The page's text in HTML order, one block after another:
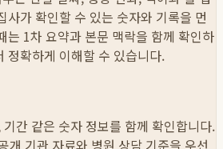
사가 확인할 수 있는 숫자와 기록을 먼
는 1차 요약과 본문 맥락을 함께 확인하
정확하게 이해할 수 있습니다.
간 같은 숫자 정보를 함께 확인합니다.
개 기관 자료와 병원 상담 기준을 우선